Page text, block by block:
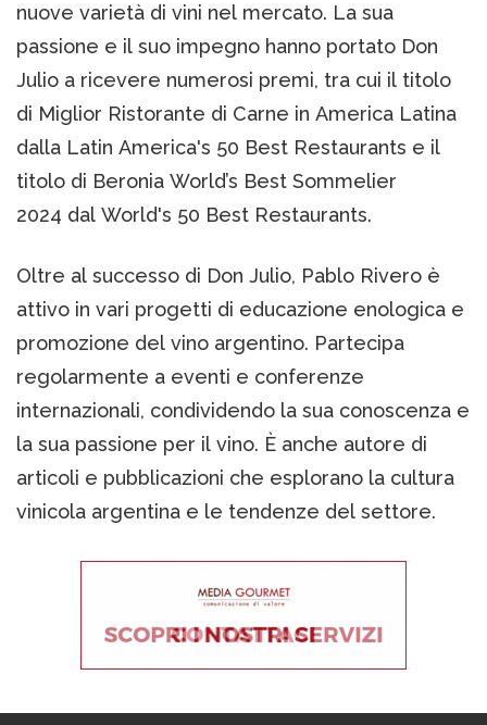
nuove varietà di vini nel mercato. La sua
passione e il suo impegno hanno portato Don
Julio a ricevere numerosi premi, tra cui il titolo
di Miglior Ristorante di Carne in America Latina
dalla Latin America's 50 Best Restaurants e il
titolo di Beronia World’s Best Sommelier
2024 dal World's 50 Best Restaurants.
Oltre al successo di Don Julio, Pablo Rivero è
attivo in vari progetti di educazione enologica e
promozione del vino argentino. Partecipa
regolarmente a eventi e conferenze
internazionali, condividendo la sua conoscenza e
la sua passione per il vino. È anche autore di
articoli e pubblicazioni che esplorano la cultura
vinicola argentina e le tendenze del settore.